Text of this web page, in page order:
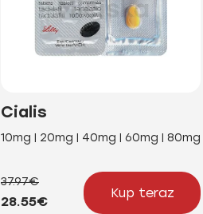
Cialis
10mg | 20mg | 40mg | 60mg | 80mg
37.97€
28.55€
Kup teraz